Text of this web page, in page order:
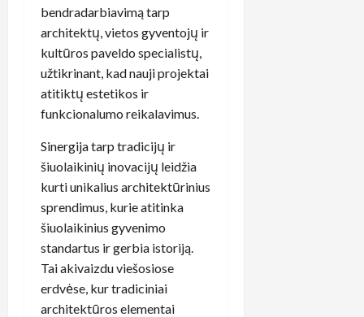
bendradarbiavimą tarp
architektų, vietos gyventojų ir
kultūros paveldo specialistų,
užtikrinant, kad nauji projektai
atitiktų estetikos ir
funkcionalumo reikalavimus.
Sinergija tarp tradicijų ir
šiuolaikinių inovacijų leidžia
kurti unikalius architektūrinius
sprendimus, kurie atitinka
šiuolaikinius gyvenimo
standartus ir gerbia istoriją.
Tai akivaizdu viešosiose
erdvėse, kur tradiciniai
architektūros elementai